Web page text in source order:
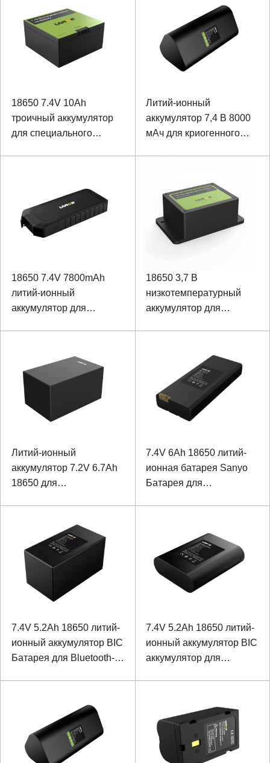
18650 7.4V 10Ah
троичный аккумулятор
для специального
Литий-ионный
аккумулятор 7,4 В 8000
мАч для криогенного
18650 7.4V 7800mAh
литий-ионный
аккумулятор для
18650 3,7 В
низкотемпературный
аккумулятор для
Литий-ионный
аккумулятор 7.2V 6.7Ah
18650 для
7.4V 6Ah 18650 литий-
ионная батарея Sanyo
Батарея для
7.4V 5.2Ah 18650 литий-
ионный аккумулятор BIC
Батарея для Bluetooth-
7.4V 5.2Ah 18650 литий-
ионный аккумулятор BIC
аккумулятор для